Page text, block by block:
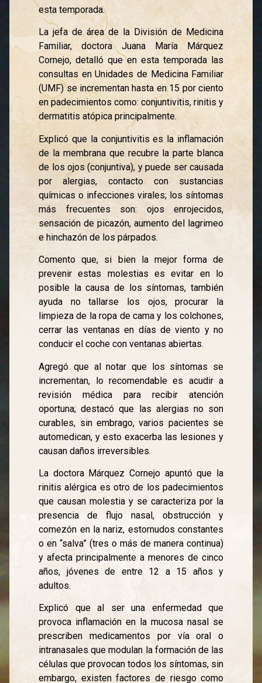
esta temporada.
La jefa de área de la División de Medicina
Familiar, doctora Juana María Márquez
Cornejo, detalló que en esta temporada las
consultas en Unidades de Medicina Familiar
(UMF) se incrementan hasta en 15 por ciento
en padecimientos como: conjuntivitis, rinitis y
dermatitis atópica principalmente.
Explicó que la conjuntivitis es la inflamación
de la membrana que recubre la parte blanca
de los ojos (conjuntiva), y puede ser causada
por alergias, contacto con sustancias
químicas o infecciones virales; los síntomas
más frecuentes son: ojos enrojecidos,
sensación de picazón, aumento del lagrimeo
e hinchazón de los párpados.
Comento que, si bien la mejor forma de
prevenir estas molestias es evitar en lo
posible la causa de los síntomas, también
ayuda no tallarse los ojos, procurar la
limpieza de la ropa de cama y los colchones,
cerrar las ventanas en días de viento y no
conducir el coche con ventanas abiertas.
Agregó que al notar que los síntomas se
incrementan, lo recomendable es acudir a
revisión médica para recibir atención
oportuna; destacó que las alergias no son
curables, sin embrago, varios pacientes se
automedican, y esto exacerba las lesiones y
causan daños irreversibles.
La doctora Márquez Cornejo apuntó que la
rinitis alérgica es otro de los padecimientos
que causan molestia y se caracteriza por la
presencia de flujo nasal, obstrucción y
comezón en la nariz, estornudos constantes
o en “salva” (tres o más de manera continua)
y afecta principalmente a menores de cinco
años, jóvenes de entre 12 a 15 años y
adultos.
Explicó que al ser una enfermedad que
provoca inflamación en la mucosa nasal se
prescriben medicamentos por vía oral o
intranasales que modulan la formación de las
células que provocan todos los síntomas, sin
embargo, existen factores de riesgo como